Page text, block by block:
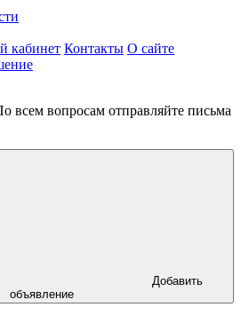
кабинет Контакты О сайте
всем вопросам отправляйте письма
Добавить
объявление